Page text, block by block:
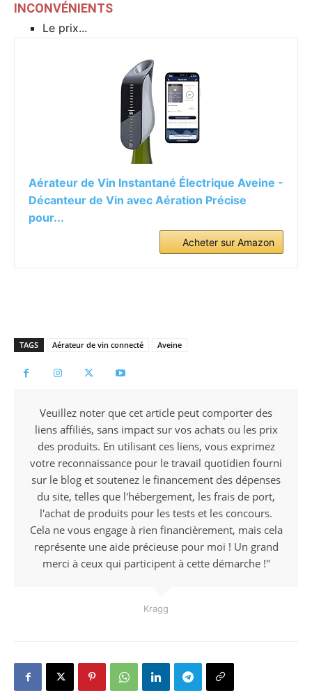
INCONVÉNIENTS
Le prix...
Aérateur de Vin Instantané Électrique Aveine -
Décanteur de Vin avec Aération Précise
pour...
Acheter sur Amazon
TAGS Aérateur de vin connecté Aveine
Veuillez noter que cet article peut comporter des
liens affiliés, sans impact sur vos achats ou les prix
des produits. En utilisant ces liens, vous exprimez
votre reconnaissance pour le travail quotidien fourni
sur le blog et soutenez le financement des dépenses
du site, telles que l'hébergement, les frais de port,
l'achat de produits pour les tests et les concours.
Cela ne vous engage à rien financièrement, mais cela
représente une aide précieuse pour moi ! Un grand
merci à ceux qui participent à cette démarche !"
Kragg